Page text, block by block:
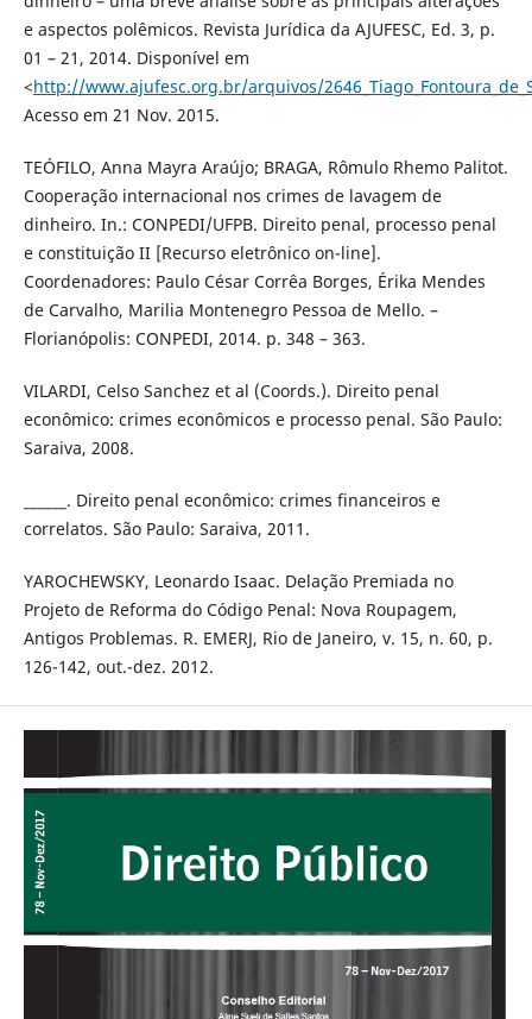
e aspectos polêmicos. Revista Jurídica da AJUFESC, Ed. 3, p.
01 – 21, 2014. Disponível em
<http://www.ajufesc.org.br/arquivos/
Acesso em 21 Nov. 2015.
TEÓFILO, Anna Mayra Araújo; BRAGA, Rômulo Rhemo Palitot.
Cooperação internacional nos crimes de lavagem de
dinheiro. In.: CONPEDI/UFPB. Direito penal, processo penal
e constituição II [Recurso eletrônico on-line].
Coordenadores: Paulo César Corrêa Borges, Érika Mendes
de Carvalho, Marilia Montenegro Pessoa de Mello. –
Florianópolis: CONPEDI, 2014. p. 348 – 363.
VILARDI, Celso Sanchez et al (Coords.). Direito penal
econômico: crimes econômicos e processo penal. São Paulo:
Saraiva, 2008.
______. Direito penal econômico: crimes financeiros e
correlatos. São Paulo: Saraiva, 2011.
YAROCHEWSKY, Leonardo Isaac. Delação Premiada no
Projeto de Reforma do Código Penal: Nova Roupagem,
Antigos Problemas. R. EMERJ, Rio de Janeiro, v. 15, n. 60, p.
126-142, out.-dez. 2012.